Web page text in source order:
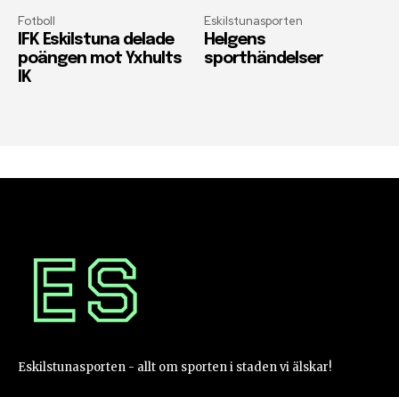
Fotboll
IFK Eskilstuna delade
poängen mot Yxhults
IK
Eskilstunasporten
Helgens
sporthändelser
Eskilstunasporten - allt om sporten i staden vi älskar!